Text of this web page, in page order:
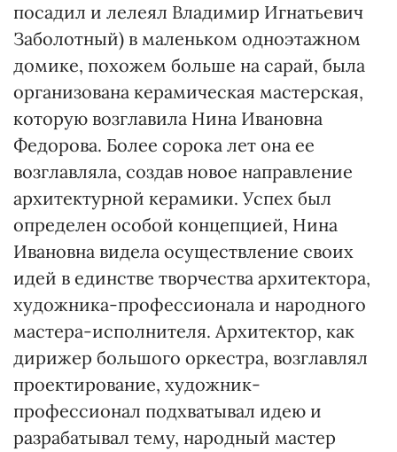
посадил и лелеял Владимир Игнатьевич
Заболотный) в маленьком одноэтажном
домике, похожем больше на сарай, была
организована керамическая мастерская,
которую возглавила Нина Ивановна
Федорова. Более сорока лет она ее
возглавляла, создав новое направление
архитектурной керамики. Успех был
определен особой концепцией, Нина
Ивановна видела осуществление своих
идей в единстве творчества архитектора,
художника-профессионала и народного
мастера-исполнителя. Архитектор, как
дирижер большого оркестра, возглавлял
проектирование, художник-
профессионал подхватывал идею и
разрабатывал тему, народный мастер